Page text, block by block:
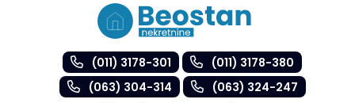
(011) 3178-301
(011) 3178-380
(063) 304-314
(063) 324-247